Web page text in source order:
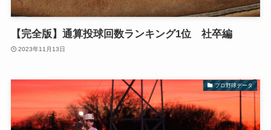
【完全版】通算投球回数ランキング1位 社卒編
2023年11月13日
プロ野球データ